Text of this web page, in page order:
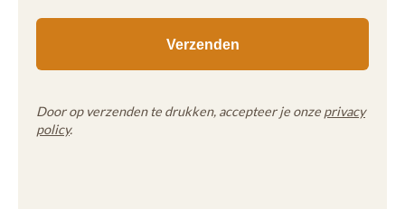
Door op verzenden te drukken, accepteer je onze privacy
policy.